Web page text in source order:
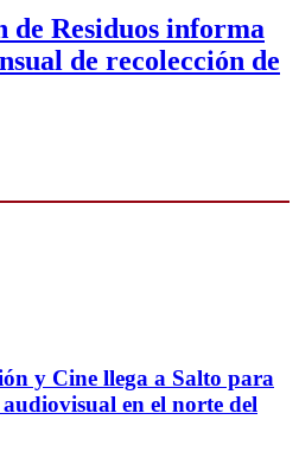
de Residuos informa
de recolección de
y Cine llega a Salto para
en el norte del